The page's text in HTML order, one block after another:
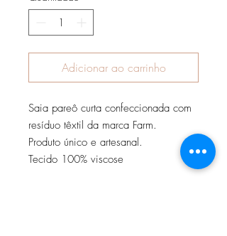
Adicionar ao carrinho
Saia pareô curta confeccionada com
resíduo têxtil da marca Farm.
Produto único e artesanal.
Tecido 100% viscose